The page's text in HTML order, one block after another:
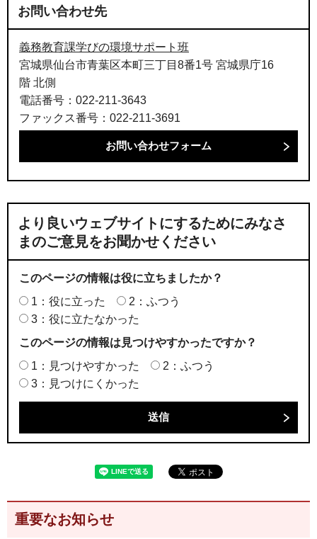
お問い合わせ先
義務教育課学びの環境サポート班
宮城県仙台市青葉区本町三丁目8番1号 宮城県庁16
階 北側
電話番号：022-211-3643
ファックス番号：022-211-3691
より良いウェブサイトにするためにみなさ
まのご意見をお聞かせください
このページの情報は役に立ちましたか？
1：役に立った
2：ふつう
3：役に立たなかった
このページの情報は見つけやすかったですか？
1：見つけやすかった
2：ふつう
3：見つけにくかった
重要なお知らせ